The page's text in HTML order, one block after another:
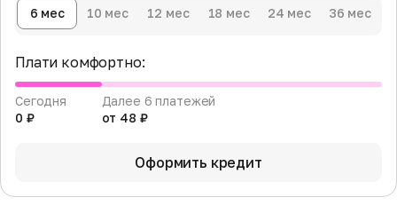
6 мес 10 мес 12 мес 18 мес 24 мес 36 мес
Плати комфортно:
Сегодня
0 ₽
Далее 6 платежей
от 48 ₽
Оформить кредит